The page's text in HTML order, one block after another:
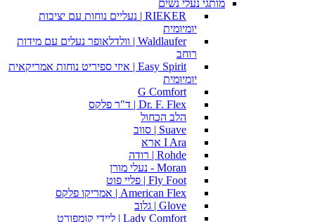
מותגי נעלי נשים
RIEKER | נעליים נוחות עם יציבות
יומיומית
Waldlaufer | וולדלאופר נעלים עם מידות
רוחב
Easy Spirit | איזי ספיריט נוחות אמריקאית
יומיומית
G Comfort
Dr. F. Flex | ד"ר פלקס
הלב הכחול
Suave | סווב
I Ara ארא
Rohde | רודה
Moran - נעלי מורן
Fly Foot | פליי פוט
American Flex | אמריקו פלקס
Glove | גלוב
Lady Comfort | ליידי קומפורט